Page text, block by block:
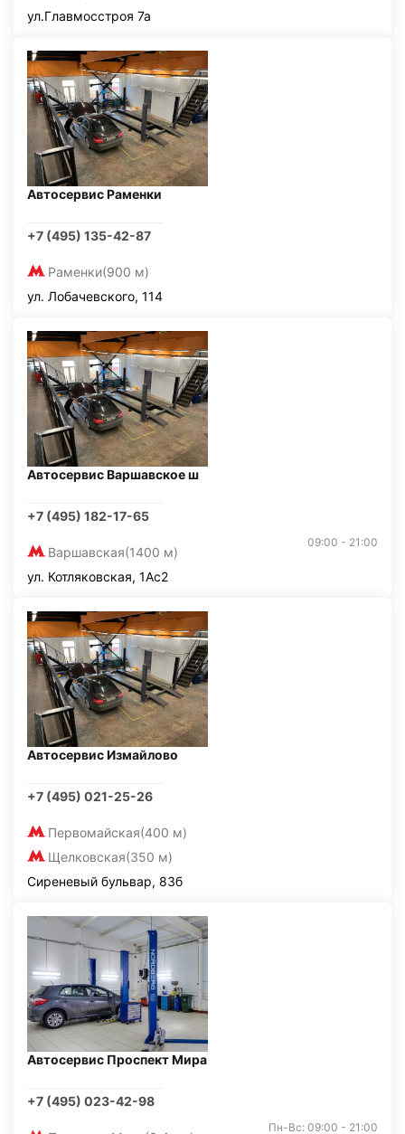
ул.Главмосстроя 7а
Автосервис Раменки
+7 (495) 135-42-87
Раменки(900 м)
ул. Лобачевского, 114
Автосервис Варшавское ш
+7 (495) 182-17-65
Варшавская(1400 м)
09:00 - 21:00
ул. Котляковская, 1Ас2
Автосервис Измайлово
+7 (495) 021-25-26
Первомайская(400 м)
Щелковская(350 м)
Сиреневый бульвар, 83б
Автосервис Проспект Мира
+7 (495) 023-42-98
Пн-Вс: 09:00 - 21:00